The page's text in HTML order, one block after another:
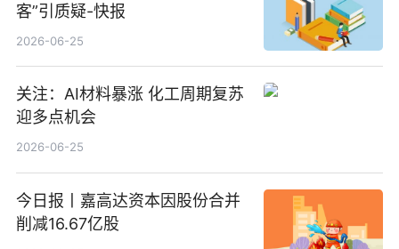
客”引质疑-快报
2026-06-25
关注：AI材料暴涨 化工周期复苏
迎多点机会
2026-06-25
今日报丨嘉高达资本因股份合并
削减16.67亿股